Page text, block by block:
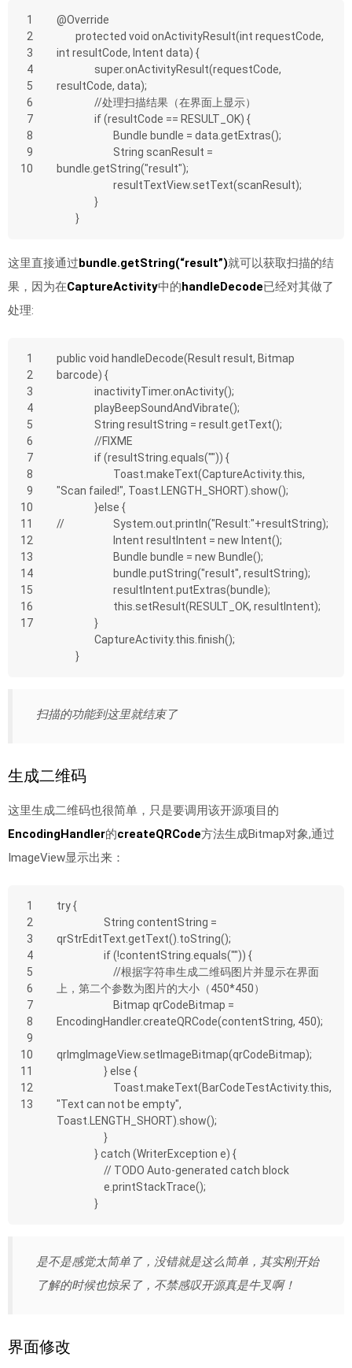
1
2
3
4
5
6
7
8
9
10
@Override
int resultCode, Intent data) {
resultCode, data);
		//处理扫描结果（在界面上显示）
		if (resultCode == RESULT_OK) {
			Bundle bundle = data.getExtras();
bundle.getString("result");
			resultTextView.setText(scanResult);
		}
	}
这里直接通过bundle.getString(“result”)就可以获取扫描的结
果，因为在CaptureActivity中的handleDecode已经对其做了
处理:
1
2
3
4
5
6
7
8
9
10
11
12
13
14
15
16
17
public void handleDecode(Result result, Bitmap
barcode) {
		inactivityTimer.onActivity();
		playBeepSoundAndVibrate();
		String resultString = result.getText();
		//FIXME
		if (resultString.equals("")) {
"Scan failed!", Toast.LENGTH_SHORT).show();
		}else {
//			System.out.println("Result:"+resultString);
			Intent resultIntent = new Intent();
			Bundle bundle = new Bundle();
			bundle.putString("result", resultString);
			resultIntent.putExtras(bundle);
			this.setResult(RESULT_OK, resultIntent);
		}
		CaptureActivity.this.finish();
	}
扫描的功能到这里就结束了
生成二维码
这里生成二维码也很简单，只是要调用该开源项目的
EncodingHandler的createQRCode方法生成Bitmap对象,通过
ImageView显示出来：
1
2
3
4
5
6
7
8
9
10
11
12
13
try {
qrStrEditText.getText().toString();
                    if (!contentString.equals("")) {
上，第二个参数为图片的大小（450*450）
EncodingHandler.createQRCode(contentString, 450);
qrImgImageView.setImageBitmap(qrCodeBitmap);
                    } else {
"Text can not be empty",
Toast.LENGTH_SHORT).show();
                    }
                } catch (WriterException e) {
                    // TODO Auto-generated catch block
                    e.printStackTrace();
                }
是不是感觉太简单了，没错就是这么简单，其实刚开始
了解的时候也惊呆了，不禁感叹开源真是牛叉啊！
界面修改